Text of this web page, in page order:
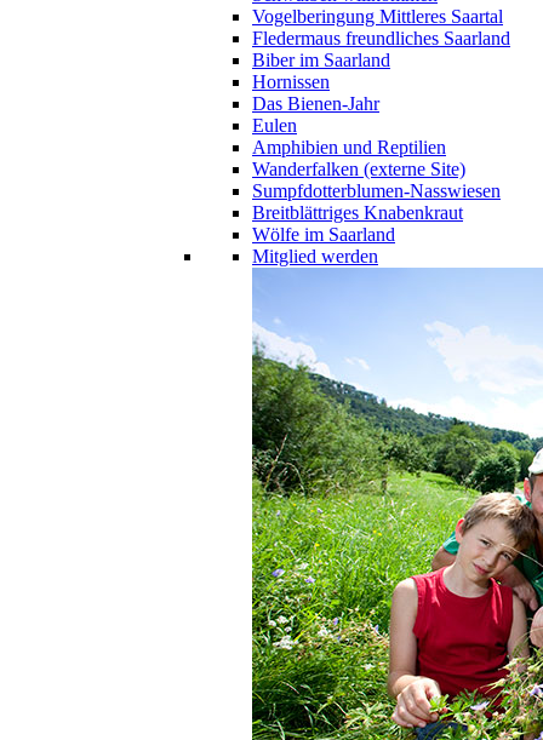
Vogelberingung Mittleres Saartal
Fledermaus freundliches Saarland
Biber im Saarland
Hornissen
Das Bienen-Jahr
Eulen
Amphibien und Reptilien
Wanderfalken (externe Site)
Sumpfdotterblumen-Nasswiesen
Breitblättriges Knabenkraut
Wölfe im Saarland
Mitglied werden